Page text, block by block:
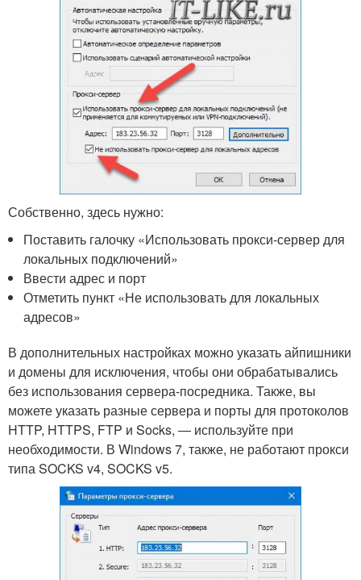
Собственно, здесь нужно:
Поставить галочку «Использовать прокси-сервер для
локальных подключений»
Ввести адрес и порт
Отметить пункт «Не использовать для локальных
адресов»
В дополнительных настройках можно указать айпишники
и домены для исключения, чтобы они обрабатывались
без использования сервера-посредника. Также, вы
можете указать разные сервера и порты для протоколов
HTTP, HTTPS, FTP и Socks, — используйте при
необходимости. В Windows 7, также, не работают прокси
типа SOCKS v4, SOCKS v5.